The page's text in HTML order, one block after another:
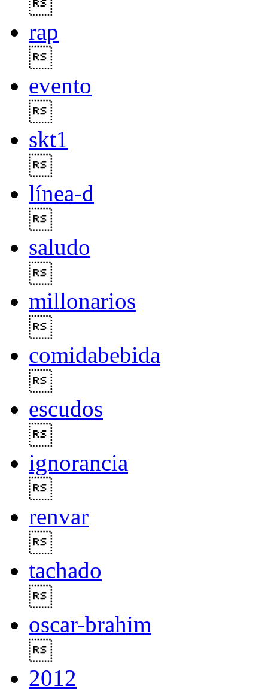
rap
evento
skt1
línea-d
saludo
millonarios
comidabebida
escudos
ignorancia
renvar
tachado
oscar-brahim
2012